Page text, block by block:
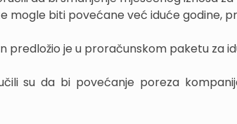
mogle biti povećane već iduće godine,
predložio je u proračunskom paketu za
su da bi povećanje poreza